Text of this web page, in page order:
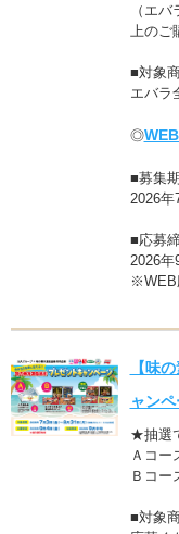
（エ
上のご
■対象
エバラ
◎
■募集
2026年
■応募
2026
※WEB
【味
ャン
★抽選
Ａコ
Ｂコ
■対象